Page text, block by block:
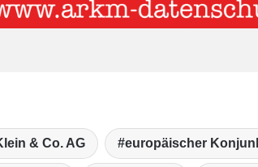
& Co. AG europäischer